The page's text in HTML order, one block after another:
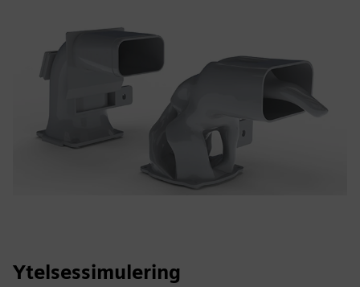
Ytelsessimulering